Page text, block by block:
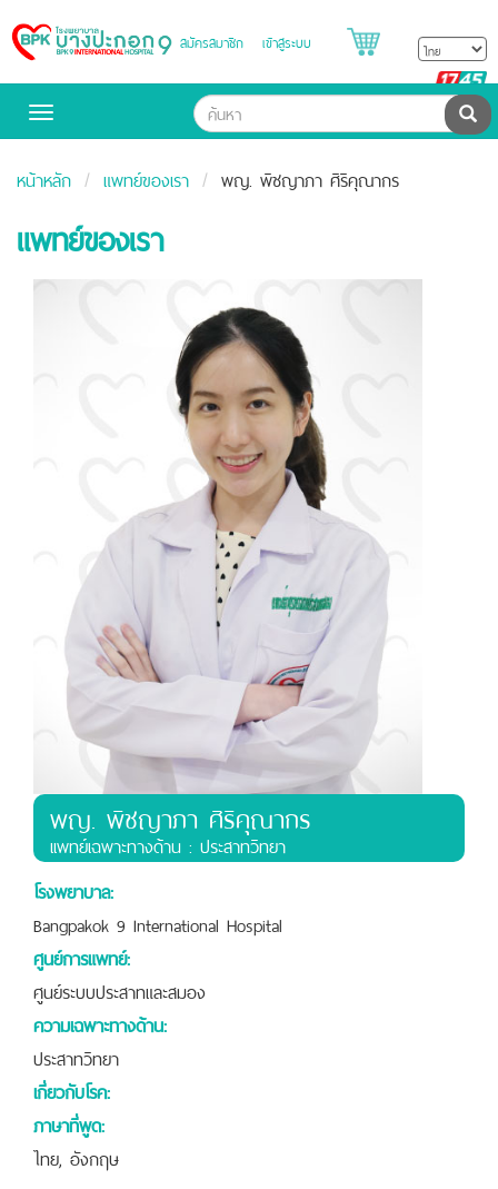
Bangpakok
Hospital
สมัครสมาชิก เข้าสู่ระบบ
Toggle
ค้น
หน้าหลัก แพทย์ของเรา พญ. พิชญาภา ศิริคุณากร
แพทย์ของเรา
พญ. พิชญาภา ศิริคุณากร
เเพทย์เฉพาะทางด้าน : ประสาทวิทยา
โรงพยาบาล:
Bangpakok 9 International Hospital
ศูนย์การแพทย์:
ศูนย์ระบบประสาทและสมอง
ความเฉพาะทางด้าน:
ประสาทวิทยา
เกี่ยวกับโรค:
ภาษาที่พูด:
ไทย, อังกฤษ